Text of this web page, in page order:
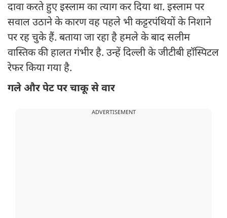
दावा करते हुए इस्लाम का त्याग कर दिया था. इस्लाम पर
सवाल उठाने के कारण वह पहले भी कट्टरपंथियों के निशाने
पर रह चुके हैं. बताया जा रहा है हमले के बाद सलीम
वास्तिक की हालत गंभीर है. उन्हें दिल्ली के जीटीबी हॉस्पिटल
रेफर किया गया है.
गले और पेट पर चाकू से वार
ADVERTISEMENT